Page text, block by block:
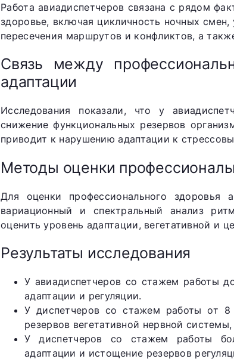
Работа авиадиспетчеров связана с рядом
здоровье, включая цикличность ночных
пересечения маршрутов и конфликтов, а
Связь между
адаптации
Исследования показали, что у
снижение функциональных резервов
приводит к нарушению адаптации к
Методы оценки
Для оценки профессионального здоровья
вариационный и спектральный анализ
оценить уровень адаптации, вегетативной и
Результаты исследования
У авиадиспетчеров со стажем работы
адаптации и регуляции.
У диспетчеров со стажем работы от 8
резервов вегетативной нервной
У диспетчеров со стажем работы
адаптации и истощение резервов